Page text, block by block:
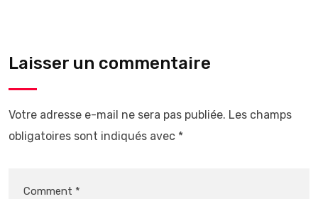
Laisser un commentaire
Votre adresse e-mail ne sera pas publiée. Les champs
obligatoires sont indiqués avec *